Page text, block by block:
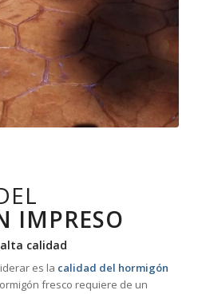
IMPRESO
calidad
es la calidad del hormigón
fresco requiere de un